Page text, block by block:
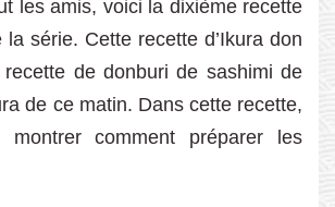
les amis, voici la dixième recette
série. Cette recette d’Ikura don
de donburi de sashimi de
de ce matin. Dans cette recette,
comment préparer les